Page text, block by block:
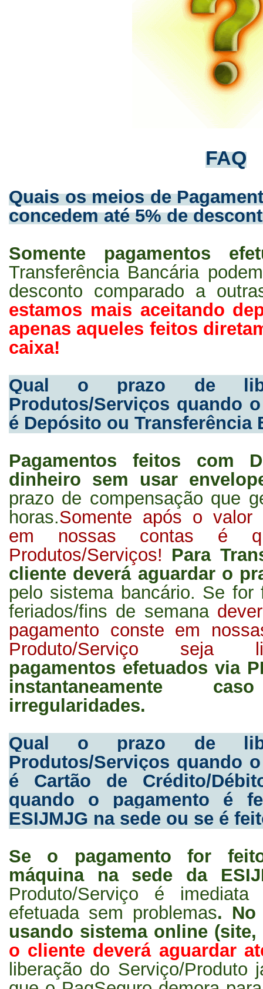
FAQ
Quais os meios de
concedem até 5% de
Somente pagamentos
Transferência Bancária
desconto comparado a
estamos mais aceitando
apenas aqueles feitos
caixa!
Qual o prazo de
Produtos/Serviços quando
é Depósito ou Transferência
Pagamentos feitos com
dinheiro sem usar
prazo de compensação que
horas.Somente após o valor
em nossas contas é
Produtos/Serviços! Para
cliente deverá aguardar o
pelo sistema bancário. Se
feriados/fins de semana
pagamento conste em
Produto/Serviço seja
pagamentos efetuados via
instantaneamente
irregularidades.
Qual o prazo de
Produtos/Serviços quando
é Cartão de Crédito/
quando o pagamento é
ESIJMJG na sede ou se é
Se o pagamento for
máquina na sede da
Produto/Serviço é
efetuada sem problemas. No
usando sistema online
o cliente deverá aguardar
liberação do Serviço/